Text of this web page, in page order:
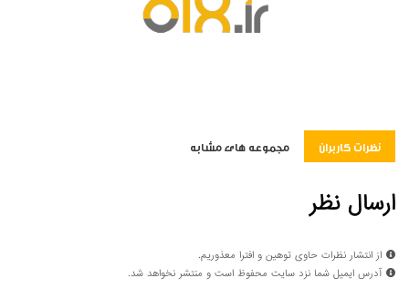
نظرات کاربران مجموعه های مشابه
ارسال نظر
از انتشار نظرات حاوی توهین و افترا معذوریم.
آدرس ایمیل شما نزد سایت محفوظ است و منتشر نخواهد شد.